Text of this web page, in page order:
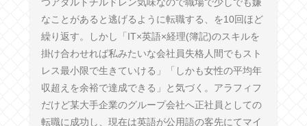
なことがあると逃げるように転職する、を10回ほど
繰り返す。しかし「IT×英語×経理(簿記)のスキルを
掛け合わせれば私みたいな会社員失格人間でもスト
レス最小限で生きていける」「しかも女性の平均年
収超えを余裕で達成できる」と気づく。アラフィフ
だけど某大手企業のグループ会社へ正社員としての
転職に成功し、現在は英語が公用語の客先にてマイ